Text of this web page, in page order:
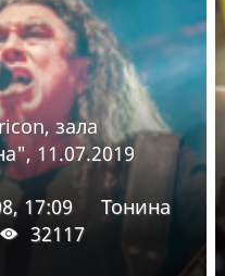
зала
11.07.2019
17:09
Тонина
32117